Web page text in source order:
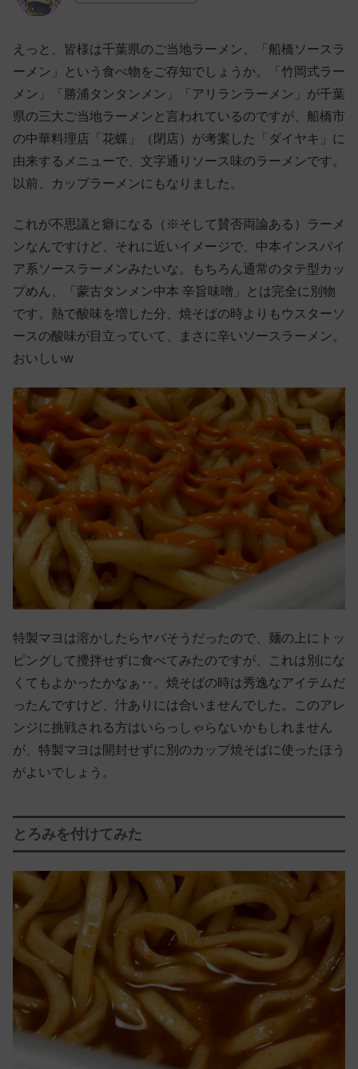
えっと、皆様は千葉県のご当地ラーメン、「船橋ソースラ
ーメン」という食べ物をご存知でしょうか。「竹岡式ラー
メン」「勝浦タンタンメン」「アリランラーメン」が千葉
県の三大ご当地ラーメンと言われているのですが、船橋市
の中華料理店「花蝶」（閉店）が考案した「ダイヤキ」に
由来するメニューで、文字通りソース味のラーメンです。
以前、カップラーメンにもなりました。
これが不思議と癖になる（※そして賛否両論ある）ラーメ
ンなんですけど、それに近いイメージで、中本インスパイ
ア系ソースラーメンみたいな。もちろん通常のタテ型カッ
プめん、「蒙古タンメン中本 辛旨味噌」とは完全に別物
です。熱で酸味を増した分、焼そばの時よりもウスターソ
ースの酸味が目立っていて、まさに辛いソースラーメン。
おいしいw
特製マヨは溶かしたらヤバそうだったので、麺の上にトッ
ピングして攪拌せずに食べてみたのですが、これは別にな
くてもよかったかなぁ‥。焼そばの時は秀逸なアイテムだ
ったんですけど、汁ありには合いませんでした。このアレ
ンジに挑戦される方はいらっしゃらないかもしれません
が、特製マヨは開封せずに別のカップ焼そばに使ったほう
がよいでしょう。
とろみを付けてみた